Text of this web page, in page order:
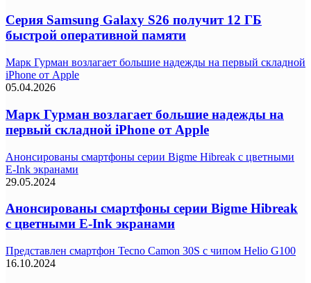
Серия Samsung Galaxy S26 получит 12 ГБ
быстрой оперативной памяти
Марк Гурман возлагает большие надежды на первый складной
iPhone от Apple
05.04.2026
Марк Гурман возлагает большие надежды на
первый складной iPhone от Apple
Анонсированы смартфоны серии Bigme Hibreak с цветными
E-Ink экранами
29.05.2024
Анонсированы смартфоны серии Bigme Hibreak
с цветными E-Ink экранами
Представлен смартфон Tecno Camon 30S с чипом Helio G100
16.10.2024